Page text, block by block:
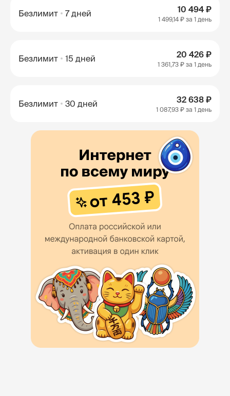
Безлимит 7 дней 10 494 ₽
1 499,14 ₽ за 1 день
Безлимит 15 дней 20 426 ₽
1 361,73 ₽ за 1 день
Безлимит 30 дней 32 638 ₽
1 087,93 ₽ за 1 день